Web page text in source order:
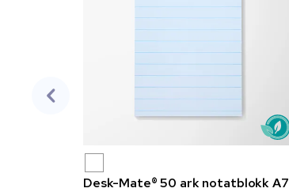
Desk-Mate® 50 ark notatblokk A7